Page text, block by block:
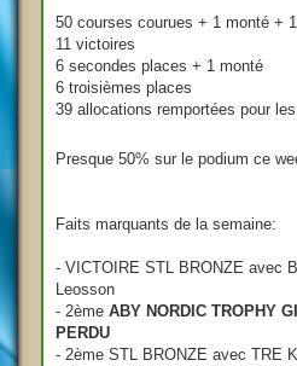
e
50 courses courues + 1 monté +
11 victoires
6 secondes places + 1 monté
6 troisièmes places
39 allocations remportées pour
Presque 50% sur le podium ce
Faits marquants de la semaine:
- VICTOIRE STL BRONZE avec
Leosson
- 2ème ABY NORDIC TROPHY
PERDU
- 2ème STL BRONZE avec TRE